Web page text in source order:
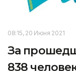
08:15, 20 Июня 2021
За
838